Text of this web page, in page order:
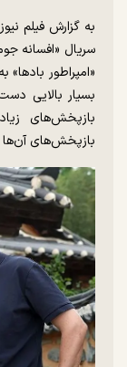
به گزارش فیلم
سریال «افسانه
«امپراطور
بسیار بالایی
بازپخش‌های
بازپخش‌های آن‌ها